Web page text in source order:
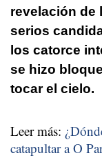
revelación de
serios
los catorce
se hizo
tocar el cielo.
Leer más:
catapultar a O